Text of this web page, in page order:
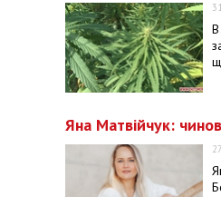
В
Яна Матвійчук: